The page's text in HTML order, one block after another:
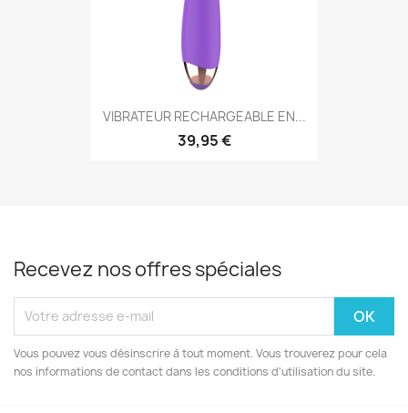
VIBRATEUR RECHARGEABLE EN...
39,95 €
Recevez nos offres spéciales
Vous pouvez vous désinscrire à tout moment. Vous trouverez pour cela
nos informations de contact dans les conditions d'utilisation du site.